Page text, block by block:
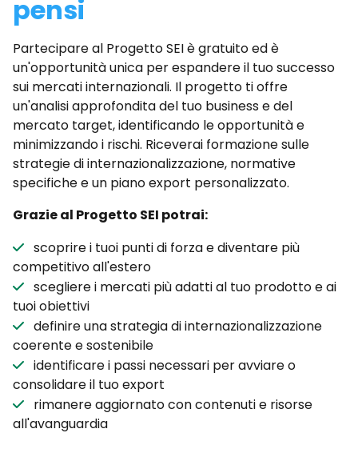
pensi
Partecipare al Progetto SEI è gratuito ed è
un'opportunità unica per espandere il tuo successo
sui mercati internazionali. Il progetto ti offre
un'analisi approfondita del tuo business e del
mercato target, identificando le opportunità e
minimizzando i rischi. Riceverai formazione sulle
strategie di internazionalizzazione, normative
specifiche e un piano export personalizzato.
Grazie al Progetto SEI potrai:
scoprire i tuoi punti di forza e diventare più
competitivo all'estero
scegliere i mercati più adatti al tuo prodotto e ai
tuoi obiettivi
definire una strategia di internazionalizzazione
coerente e sostenibile
identificare i passi necessari per avviare o
consolidare il tuo export
rimanere aggiornato con contenuti e risorse
all'avanguardia